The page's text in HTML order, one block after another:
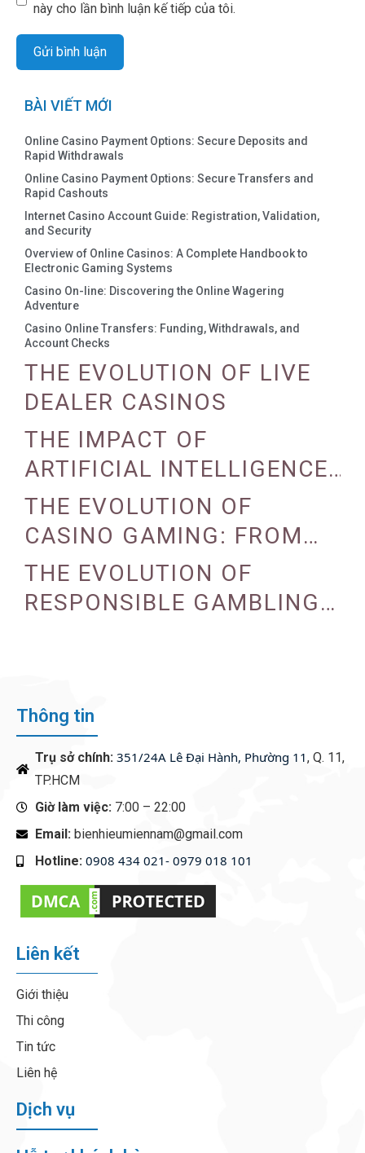
này cho lần bình luận kế tiếp của tôi.
BÀI VIẾT MỚI
Online Casino Payment Options: Secure Deposits and
Rapid Withdrawals
Online Casino Payment Options: Secure Transfers and
Rapid Cashouts
Internet Casino Account Guide: Registration, Validation,
and Security
Overview of Online Casinos: A Complete Handbook to
Electronic Gaming Systems
Casino On-line: Discovering the Online Wagering
Adventure
Casino Online Transfers: Funding, Withdrawals, and
Account Checks
THE EVOLUTION OF LIVE
DEALER CASINOS
THE IMPACT OF
ARTIFICIAL INTELLIGENCE
ON CASINO OPERATIONS
THE EVOLUTION OF
CASINO GAMING: FROM
TRADITIONAL TO DIGITAL
THE EVOLUTION OF
RESPONSIBLE GAMBLING
Thông tin
Trụ sở chính: 351/24A Lê Đại Hành, Phường 11, Q. 11,
TP.HCM
Giờ làm việc: 7:00 – 22:00
Email: bienhieumiennam@gmail.com
Hotline: 0908 434 021- 0979 018 101
Liên kết
Giới thiệu
Thi công
Tin tức
Liên hệ
Dịch vụ